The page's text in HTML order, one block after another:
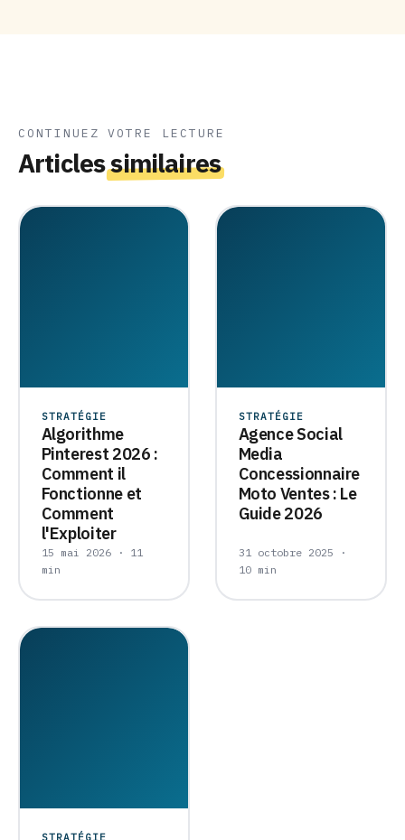
CONTINUEZ VOTRE LECTURE
Articlessimilaires
STRATÉGIE
Algorithme
Pinterest 2026 :
Comment il
Fonctionne et
Comment
l'Exploiter
15 mai 2026 · 11
min
STRATÉGIE
Agence Social
Media
Concessionnaire
Moto Ventes : Le
Guide 2026
31 octobre 2025 ·
10 min
STRATÉGIE